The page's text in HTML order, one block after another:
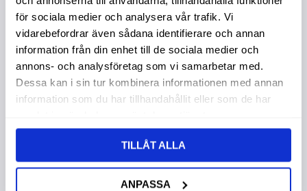
för sociala medier och analysera vår trafik. Vi
vidarebefordrar även sådana identifierare och annan
information från din enhet till de sociala medier och
annons- och analysföretag som vi samarbetar med.
Dessa kan i sin tur kombinera informationen med annan
information som du har tillhandahållit eller som de har
TILLÅT ALLA
ANPASSA
Lägg till i favoriter